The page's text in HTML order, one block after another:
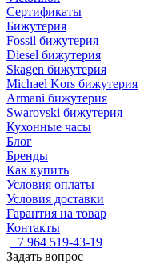
Сертификаты
Бижутерия
Fossil бижутерия
Diesel бижутерия
Skagen бижутерия
Michael Kors бижутерия
Armani бижутерия
Swarovski бижутерия
Кухонные часы
Блог
Бренды
Как купить
Условия оплаты
Условия доставки
Гарантия на товар
Контакты
+7 964 519-43-19
Задать вопрос